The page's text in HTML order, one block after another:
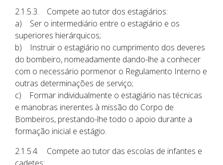
2.1.5.3. Compete ao tutor dos estagiários:
a) Ser o intermediário entre o estagiário e os
superiores hierárquicos;
b) Instruir o estagiário no cumprimento dos deveres
do bombeiro, nomeadamente dando-lhe a conhecer
com o necessário pormenor o Regulamento Interno e
outras determinações de serviço;
c) Formar individualmente o estagiário nas técnicas
e manobras inerentes à missão do Corpo de
Bombeiros, prestando-lhe todo o apoio durante a
formação inicial e estágio.
2.1.5.4. Compete ao tutor das escolas de infantes e